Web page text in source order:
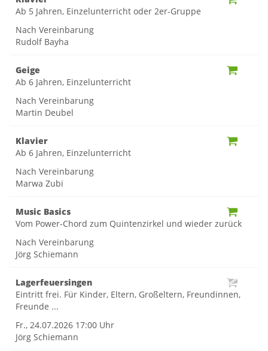
Ab 5 Jahren, Einzelunterricht oder 2er-Gruppe
Nach Vereinbarung
Rudolf Bayha
Geige
Ab 6 Jahren, Einzelunterricht
Nach Vereinbarung
Martin Deubel
Klavier
Ab 6 Jahren, Einzelunterricht
Nach Vereinbarung
Marwa Zubi
Music Basics
Vom Power-Chord zum Quintenzirkel und wieder zurück
Nach Vereinbarung
Jörg Schiemann
Lagerfeuersingen
Eintritt frei. Für Kinder, Eltern, Großeltern, Freundinnen,
Freunde ...
Fr., 24.07.2026 17:00 Uhr
Jörg Schiemann